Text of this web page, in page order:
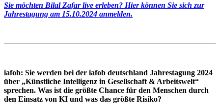
Sie möchten Bilal Zafar live erleben? Hier können Sie sich zur
Jahrestagung am 15.10.2024 anmelden.
iafob: Sie werden bei der iafob deutschland Jahrestagung 2024
über „Künstliche Intelligenz in Gesellschaft & Arbeitswelt“
sprechen. Was ist die größte Chance für den Menschen durch
den Einsatz von KI und was das größte Risiko?